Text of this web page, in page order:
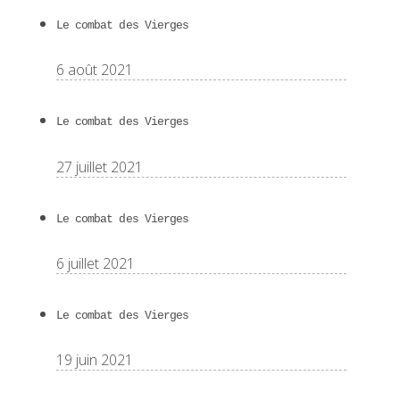
Le combat des Vierges
6 août 2021
Le combat des Vierges
27 juillet 2021
Le combat des Vierges
6 juillet 2021
Le combat des Vierges
19 juin 2021